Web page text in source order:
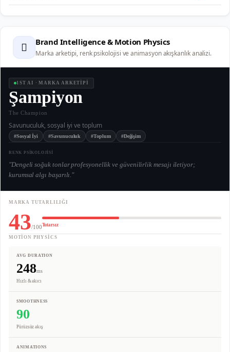
🫆 Brand Intelligence & Motion Physics
Marka arketipi, renk psikolojisi ve animasyon akışkanlık analizi.
1ST AI · MARKA ARKETİPİ
Şampiyon
The Champion
Savunuculuk, sosyal iyi ve toplum
#Sosyal İyi #Savunuculuk #Toplum #Değişim
RENK PSİKOLOJİSİ
"Dengeli soğuk tonlar profesyonellik ve güvenilirlik mesajı iletiyor;
kurumsal algı başarılı."
MARKA TUTARLILIĞI
43/100Tutarsız
MOTION PHYSICS
AVG DURATION
248ms
Hızlı & akıcı
SMOOTHNESS
90
Pürüzsüz akış
ANIMATIONS